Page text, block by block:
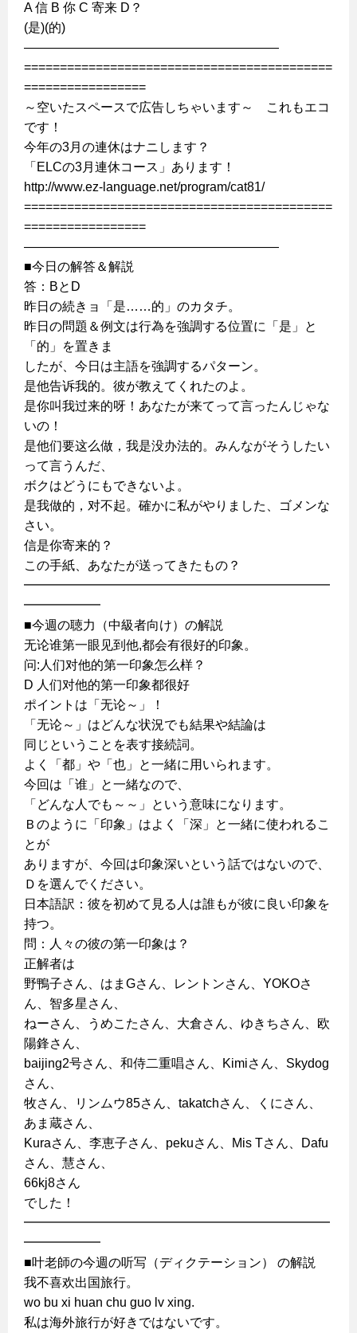
A 信 B 你 C 寄来 D？
(是)(的)
————————————————————
===========================================
=================
～空いたスペースで広告しちゃいます～ これもエコ
です！
今年の3月の連休はナニします？
「ELCの3月連休コース」あります！
http://www.ez-language.net/program/cat81/
===========================================
=================
————————————————————
■今日の解答＆解説
答：BとD
昨日の続きョ「是……的」のカタチ。
昨日の問題＆例文は行為を強調する位置に「是」と
「的」を置きま
したが、今日は主語を強調するパターン。
是他告诉我的。彼が教えてくれたのよ。
是你叫我过来的呀！あなたが来てって言ったんじゃな
いの！
是他们要这么做，我是没办法的。みんながそうしたい
って言うんだ、
ボクはどうにもできないよ。
是我做的，对不起。確かに私がやりました、ゴメンな
さい。
信是你寄来的？
この手紙、あなたが送ってきたもの？
━━━━━━━━━━━━━━━━━━━━━━━━
━━━━━━
■今週の聴力（中級者向け）の解説
无论谁第一眼见到他,都会有很好的印象。
问:人们对他的第一印象怎么样？
D 人们对他的第一印象都很好
ポイントは「无论～」！
「无论～」はどんな状況でも結果や結論は
同じということを表す接続詞。
よく「都」や「也」と一緒に用いられます。
今回は「谁」と一緒なので、
「どんな人でも～～」という意味になります。
Ｂのように「印象」はよく「深」と一緒に使われるこ
とが
ありますが、今回は印象深いという話ではないので、
Ｄを選んでください。
日本語訳：彼を初めて見る人は誰もが彼に良い印象を
持つ。
問：人々の彼の第一印象は？
正解者は
野鴨子さん、はまGさん、レントンさん、YOKOさ
ん、智多星さん、
ねーさん、うめこたさん、大倉さん、ゆきちさん、欧
陽鋒さん、
baijing2号さん、和侍二重唱さん、Kimiさん、Skydog
さん、
牧さん、リンムウ85さん、takatchさん、くにさん、
あま蔵さん、
Kuraさん、李恵子さん、pekuさん、Mis Tさん、Dafu
さん、慧さん、
66kj8さん
でした！
━━━━━━━━━━━━━━━━━━━━━━━━
━━━━━━
■叶老師の今週の听写（ディクテーション） の解説
我不喜欢出国旅行。
wo bu xi huan chu guo lv xing.
私は海外旅行が好きではないです。